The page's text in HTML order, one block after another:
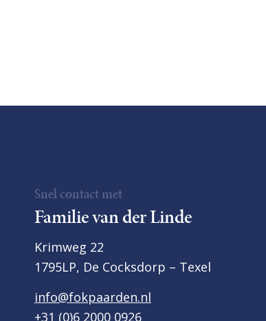
Snel contact met
Familie van der Linde
Krimweg 22
1795LP, De Cocksdorp – Texel
info@fokpaarden.nl
+31 (0)6 2000 0926